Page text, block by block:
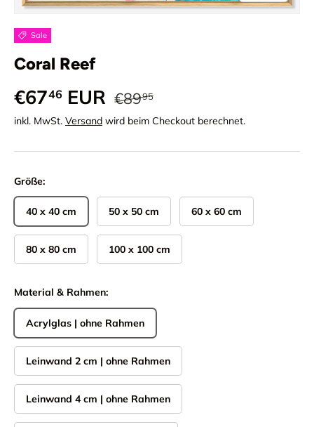
Sale
Coral Reef
Verkaufspreis
€6746 EUR Normaler Preis
€8995
inkl. MwSt. Versand wird beim Checkout berechnet.
Größe:
40 x 40 cm 50 x 50 cm 60 x 60 cm
80 x 80 cm 100 x 100 cm
Material & Rahmen:
Acrylglas | ohne Rahmen
Leinwand 2 cm | ohne Rahmen
Leinwand 4 cm | ohne Rahmen